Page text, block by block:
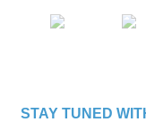
STAY TUNED